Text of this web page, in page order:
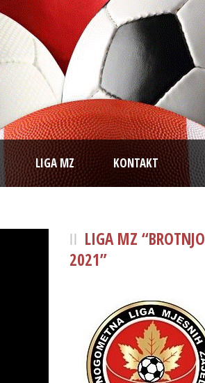
LIGA MZ KONTAKT
LIGA MZ “BROTNJO
2021”